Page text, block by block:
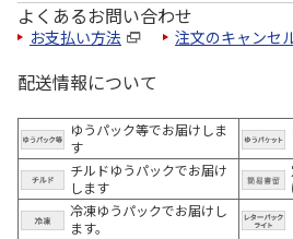
よくあるお問い合わせ
お支払い方法 注文のキャンセ
配送情報について
ゆうパック等でお届けしま
す
チルドゆうパックでお届け
します
冷凍ゆうパックでお届けし
ます。